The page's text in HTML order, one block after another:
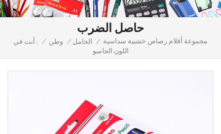
حاصل الضرب
أنت في : / وطن / الحامل / مجموعة أقلام رصاص خشبية سداسية
اللون الجامبو